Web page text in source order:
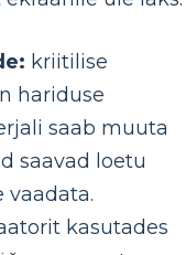
kriitilise
hariduse
saab muuta
saavad loetu
kasutades